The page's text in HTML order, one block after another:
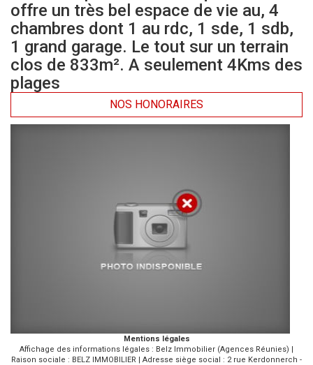
offre un très bel espace de vie au, 4
chambres dont 1 au rdc, 1 sde, 1 sdb,
1 grand garage. Le tout sur un terrain
clos de 833m². A seulement 4Kms des
plages
NOS HONORAIRES
Mentions légales
Affichage des informations légales : Belz Immobilier (Agences Réunies) |
Raison sociale : BELZ IMMOBILIER | Adresse siège social : 2 rue Kerdonnerch -